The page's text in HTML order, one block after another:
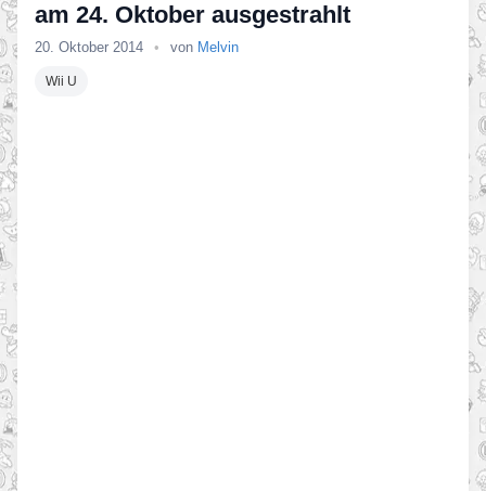
am 24. Oktober ausgestrahlt
20. Oktober 2014 • von Melvin
Wii U